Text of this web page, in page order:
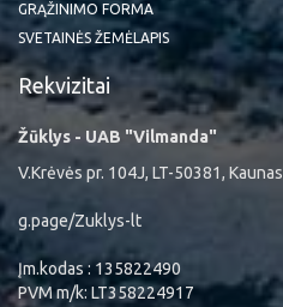
GRĄŽINIMO FORMA
SVETAINĖS ŽEMĖLAPIS
Rekvizitai
Žūklys - UAB "Vilmanda"
V.Krėvės pr. 104J, LT-50381, Kaunas
g.page/Zuklys-lt
Įm.kodas : 135822490
PVM m/k: LT358224917